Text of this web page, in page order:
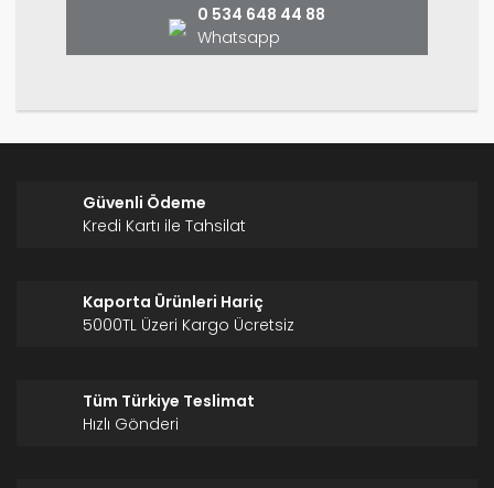
0 534 648 44 88
Whatsapp
Güvenli Ödeme
Kredi Kartı ile Tahsilat
Kaporta Ürünleri Hariç
5000TL Üzeri Kargo Ücretsiz
Tüm Türkiye Teslimat
Hızlı Gönderi